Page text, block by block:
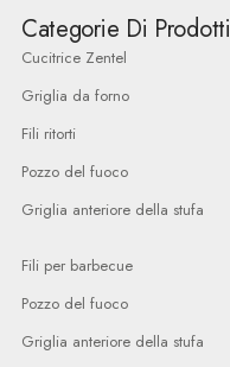
Categorie Di Prodotti
Cucitrice Zentel
Griglia da forno
Fili ritorti
Pozzo del fuoco
Griglia anteriore della stufa
Fili per barbecue
Pozzo del fuoco
Griglia anteriore della stufa